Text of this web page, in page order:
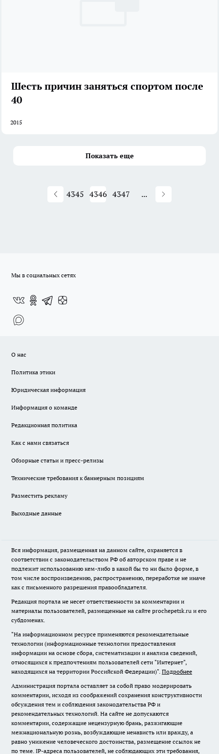
Шесть причин заняться спортом после
40
2015
Показать еще
4345 4346 4347 ...
Мы в социальных сетях
О нас
Политика этики
Юридическая информация
Информация о команде
Редакционная политика
Как с нами связаться
Обзорные статьи и пресс-релизы
Технические требования к баннерным позициям
Разместить рекламу
Выходные данные
Вся информация, размещенная на данном сайте, охраняется в
соответствии с законодательством РФ об авторском праве и не
подлежит использованию кем-либо в какой бы то ни было форме, в
том числе воспроизведению, распространению, переработке не иначе
как с письменного разрешения правообладателя.
Редакция портала не несет ответственности за комментарии и
материалы пользователей, размещенные на сайте prochepetsk.ru и его
субдоменах.
"На информационном ресурсе применяются рекомендательные
технологии (информационные технологии предоставления
информации на основе сбора, систематизации и анализа сведений,
относящихся к предпочтениям пользователей сети "Интернет",
находящихся на территории Российской Федерации)". Подробнее
Администрация портала оставляет за собой право модерировать
комментарии, исходя из соображений сохранения конструктивности
обсуждения тем и соблюдения законодательства РФ и
рекомендательных технологий. На сайте не допускаются
комментарии, содержащие нецензурную брань, разжигающие
межнациональную рознь, возбуждающие ненависть или вражду, а
равно унижение человеческого достоинства, размещение ссылок не
по теме. IP-адреса пользователей, не соблюдающих эти требования,